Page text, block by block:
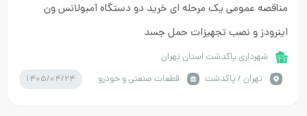
مناقصه عمومی یک مرحله ای خرید دو دستگاه آمبولانس ون
اینرودز و نصب تجهیزات حمل جسد
شهرداری پاکدشت استان تهران
تهران / پاکدشت
قطعات صنعتی و خودرو 1405/04/24